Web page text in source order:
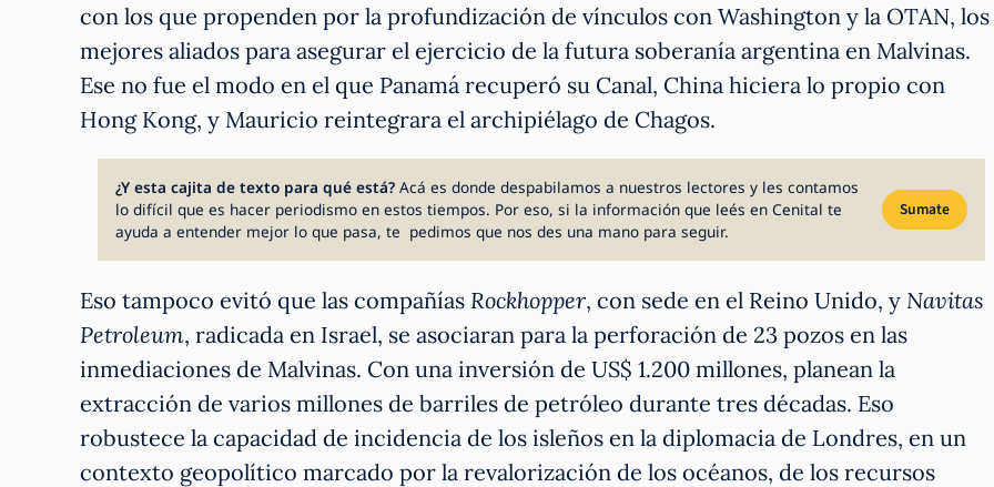
con los que propenden por la profundización de vínculos con Washington y la OTAN, los
mejores aliados para asegurar el ejercicio de la futura soberanía argentina en Malvinas.
Ese no fue el modo en el que Panamá recuperó su Canal, China hiciera lo propio con
Hong Kong, y Mauricio reintegrara el archipiélago de Chagos.
¿Y esta cajita de texto para qué está? Acá es donde despabilamos a nuestros lectores y les contamos
lo difícil que es hacer periodismo en estos tiempos. Por eso, si la información que leés en Cenital te
ayuda a entender mejor lo que pasa, te pedimos que nos des una mano para seguir.
Sumate
Eso tampoco evitó que las compañías Rockhopper, con sede en el Reino Unido, y Navitas
Petroleum, radicada en Israel, se asociaran para la perforación de 23 pozos en las
inmediaciones de Malvinas. Con una inversión de US$ 1.200 millones, planean la
extracción de varios millones de barriles de petróleo durante tres décadas. Eso
robustece la capacidad de incidencia de los isleños en la diplomacia de Londres, en un
contexto geopolítico marcado por la revalorización de los océanos, de los recursos